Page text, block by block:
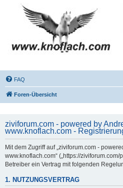
FAQ
Foren-Übersicht
ziviforum.com - powered by
www.knoflach.com -
Mit dem Zugriff auf „ziviforum.com -
www.knoflach.com“ („https://
Betreiber ein Vertrag mit folgenden
1. NUTZUNGSVERTRAG